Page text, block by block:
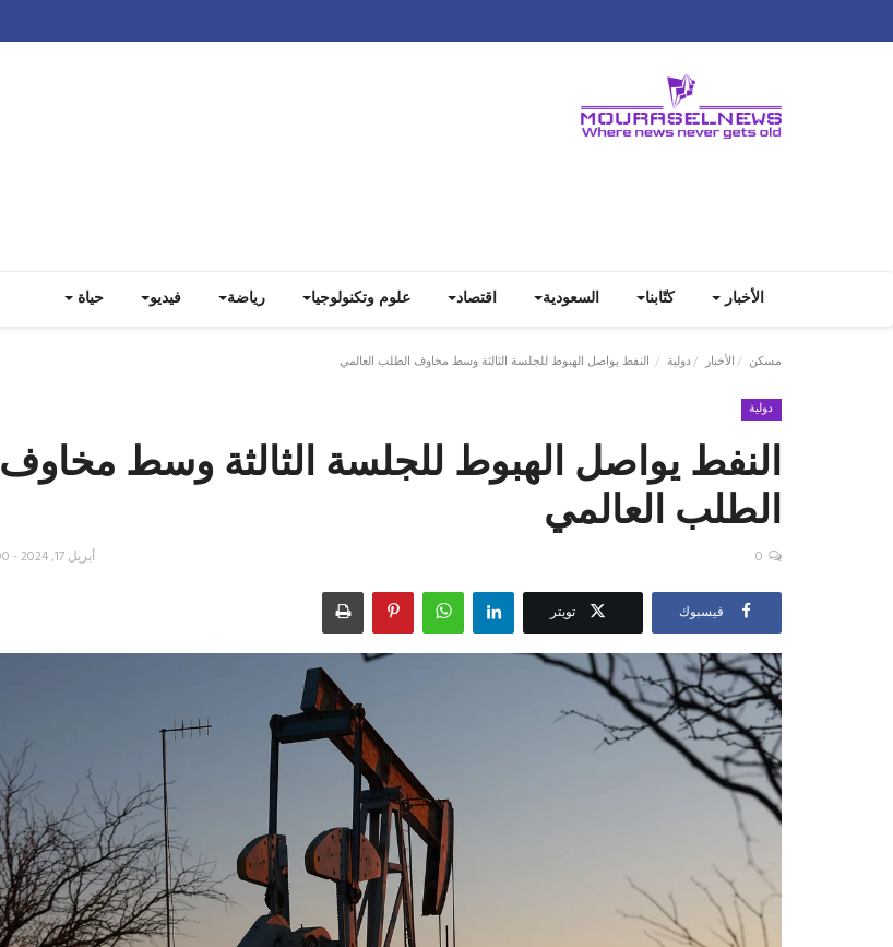
الأخبار كتّابنا السعودية اقتصاد علوم وتكنولوجيا رياضة فيديو حياة
مسكن الأخبار دولية النفط يواصل الهبوط للجلسة الثالثة وسط مخاوف الطلب العالمي
دولية
النفط يواصل الهبوط للجلسة الثالثة وسط مخاوف
الطلب العالمي
أبريل 17, 2024 - 18:00 0
فيسبوك تويتر